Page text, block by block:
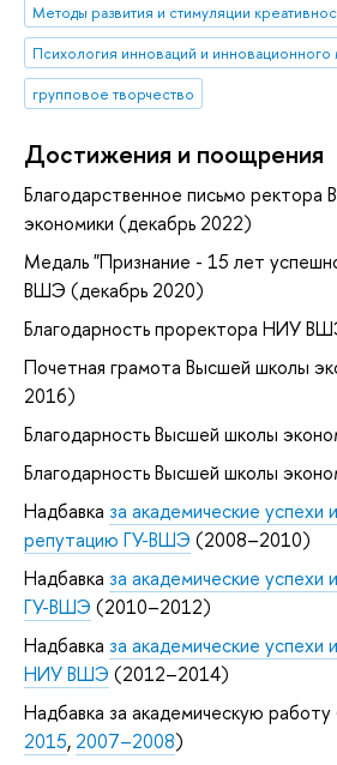
Методы развития и стимуляции
Психология инноваций и
групповое творчество
Достижения и поощрения
Благодарственное письмо ректора
экономики (декабрь 2022)
Медаль "Признание - 15 лет
ВШЭ (декабрь 2020)
Благодарность проректора НИУ
Почетная грамота Высшей школы
2016)
Благодарность Высшей школы
Благодарность Высшей школы
Надбавка за академические успехи
репутацию ГУ-ВШЭ (2008–2010)
Надбавка за академические успехи
ГУ-ВШЭ (2010–2012)
Надбавка за академические успехи
НИУ ВШЭ (2012–2014)
Надбавка за академическую работу
2015, 2007–2008)